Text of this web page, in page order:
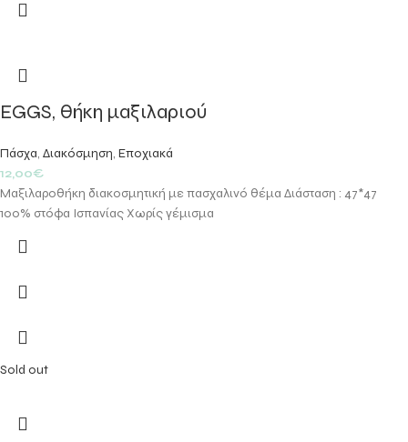
EGGS, θήκη μαξιλαριού
Πάσχα, Διακόσμηση, Εποχιακά
12,00€
Μαξιλαροθήκη διακοσμητική με πασχαλινό θέμα Διάσταση : 47*47
100% στόφα Ισπανίας Χωρίς γέμισμα
Sold out